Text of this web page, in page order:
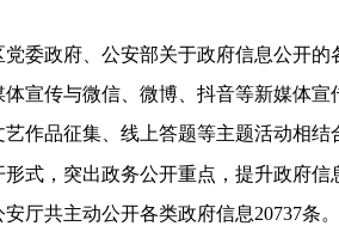
委政府、公安部关于政府信息公开
宣传与微信、微博、抖音等新媒体
作品征集、线上答题等主题活动相结
式，突出政务公开重点，提升政府
厅共主动公开各类政府信息20737条。